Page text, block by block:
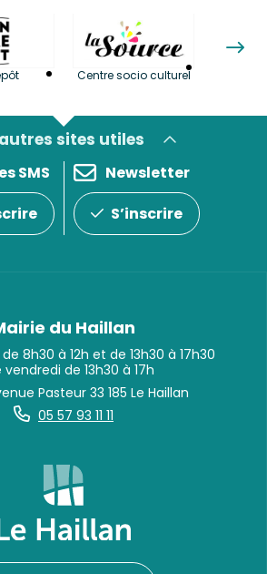
Centre socio culturel
sites utiles
SMS
Newsletter
S’inscrire
du Haillan
8h30 à 12h et de 13h30 à 17h30
de 13h30 à 17h
Pasteur 33 185 Le Haillan
05 57 93 11 11